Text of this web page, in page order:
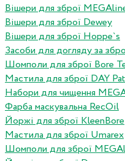
Вішери для зброї
Вішери для зброї Dewey
Вішери для зброї Hoppe`s
Засоби для догляду за
Шомполи для зброї Bore
Мастила для зброї DAY
Набори для чищення
Фарба маскувальна RecOil
Йоржі для зброї KleenBore
Мастила для зброї Umarex
Шомполи для зброї